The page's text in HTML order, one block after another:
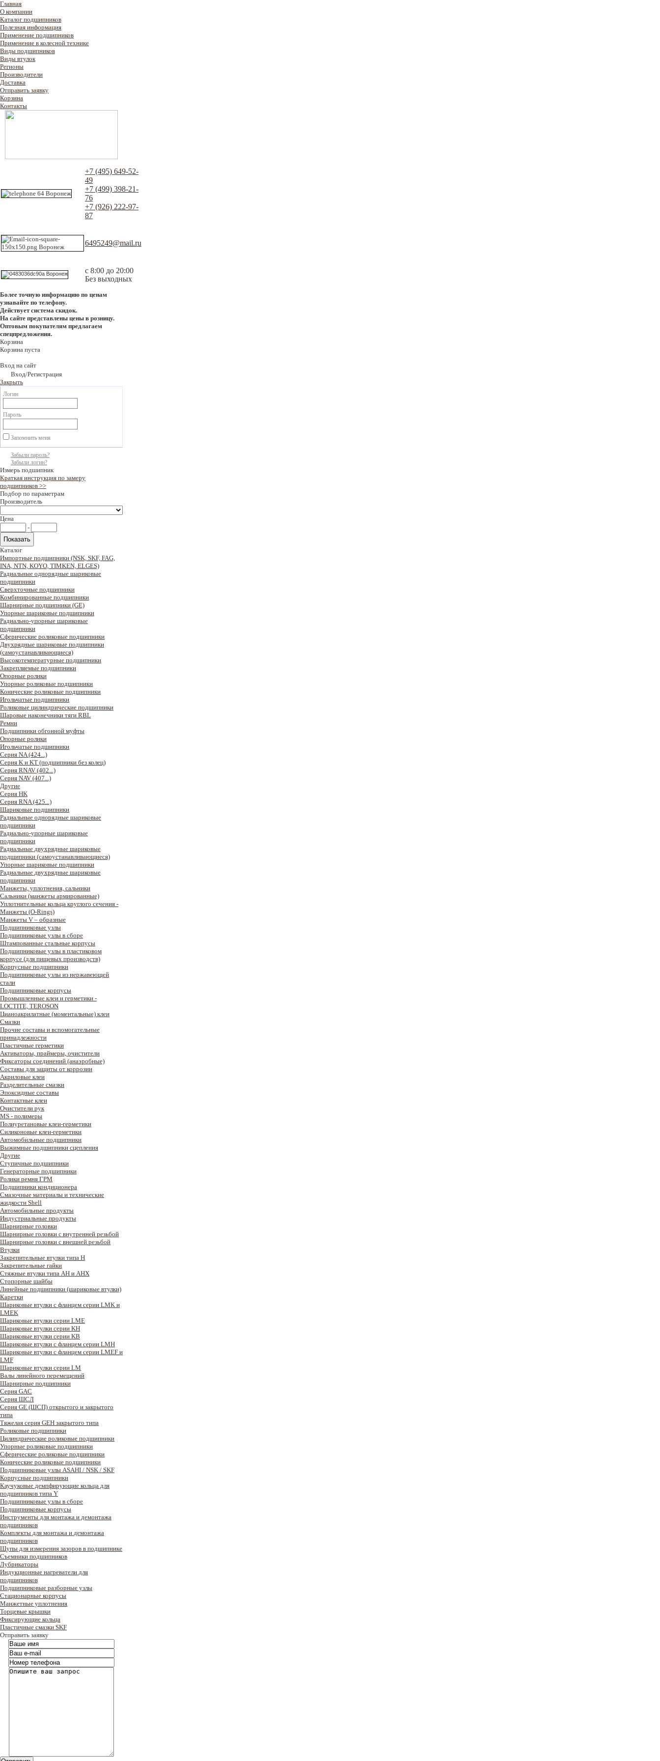
Главная
О компании
Каталог подшипников
Полезная информация
Применение подшипников
Применение в колесной технике
Виды подшипников
Виды втулок
Регионы
Производители
Доставка
Отправить заявку
Корзина
Контакты
+7 (495) 649-52-
49
+7 (499) 398-21-
76
+7 (926) 222-97-
87
6495249@mail.ru
с 8:00 до 20:00
Без выходных
Более точную информацию по ценам
узнавайте по телефону.
Действует система скидок.
На сайте представлены цены в розницу.
Оптовым покупателям предлагаем
спецпредложения.
Корзина
Корзина пуста
Вход на сайт
Вход/Регистрация
Закрыть
Логин
Пароль
Запомнить меня
Забыли пароль?
Забыли логин?
Измерь подшипник
Краткая инструкция по замеру
подшипников >>
Подбор по параметрам
Производитель
Цена
-
Каталог
Импортные подшипники (NSK, SKF, FAG,
INA, NTN, KOYO, TIMKEN, ELGES)
Радиальные однорядные шариковые
подшипники
Сверхточные подшипники
Комбинированные подшипники
Шарнирные подшипники (GE)
Упорные шариковые подшипники
Радиально-упорные шариковые
подшипники
Сферические роликовые подшипники
Двухрядные шариковые подшипники
(самоустанавливающиеся)
Высокотемпературные подшипники
Закрепляемые подшипники
Опорные ролики
Упорные роликовые подшипники
Конические роликовые подшипники
Игольчатые подшипники
Роликовые цилиндрические подшипники
Шаровые наконечники тяги RBL
Ремни
Подшипники обгонной муфты
Опорные ролики
Игольчатые подшипники
Серия NA (424...)
Серия K и KT (подшипники без колец)
Серия RNAV (402...)
Серия NAV (407...)
Другие
Серия HK
Серия RNA (425...)
Шариковые подшипники
Радиальные однорядные шариковые
подшипники
Радиально-упорные шариковые
подшипники
Радиальные двухрядные шариковые
подшипники (самоустанавливающиеся)
Упорные шариковые подшипники
Радиальные двухрядные шариковые
подшипники
Манжеты, уплотнения, сальники
Сальники (манжеты армированные)
Уплотнительные кольца круглого сечения -
Манжеты (O-Rings)
Манжеты V – образные
Подшипниковые узлы
Подшипниковые узлы в сборе
Штампованные стальные корпусы
Подшипниковые узлы в пластиковом
корпусе (для пищевых производств)
Корпусные подшипники
Подшипниковые узлы из нержавеющей
стали
Подшипниковые корпусы
Промышленные клеи и герметики -
LOCTITE, TEROSON
Цианоакрилатные (моментальные) клеи
Смазки
Прочие составы и вспомогательные
принадлежности
Пластичные герметики
Активаторы, праймеры, очистители
Фиксаторы соединений (анаэробные)
Составы для защиты от коррозии
Акриловые клеи
Разделительные смазки
Эпоксидные составы
Контактные клеи
Очистители рук
MS - полимеры
Полиуретановые клеи-герметики
Силиконовые клеи-герметики
Автомобильные подшипники
Выжимные подшипники сцепления
Другие
Ступичные подшипники
Генераторные подшипники
Ролики ремня ГРМ
Подшипники кондиционера
Смазочные материалы и технические
жидкости Shell
Автомобильные продукты
Индустриальные продукты
Шарнирные головки
Шарнирные головки с внутренней резьбой
Шарнирные головки с внешней резьбой
Втулки
Закрепительные втулки типа H
Закрепительные гайки
Стяжные втулки типа AH и AHX
Стопорные шайбы
Линейные подшипники (шариковые втулки)
Каретки
Шариковые втулки с фланцем серии LMK и
LMEK
Шариковые втулки серии LME
Шариковые втулки серии KH
Шариковые втулки серии KB
Шариковые втулки с фланцем серии LMH
Шариковые втулки с фланцем серии LMEF и
LMF
Шариковые втулки серии LM
Валы линейного перемещений
Шарнирные подшипники
Серия GAC
Cерия ШСЛ
Серия GE (ШСП) открытого и закрытого
типа
Тяжелая серия GEH закрытого типа
Роликовые подшипники
Цилиндрические роликовые подшипники
Упорные роликовые подшипники
Сферические роликовые подшипники
Конические роликовые подшипники
Подшипниковые узлы ASAHI / NSK / SKF
Корпусные подшипники
Каучуковые демпфирующие кольца для
подшипников типа Y
Подшипниковые узлы в сборе
Подшипниковые корпусы
Инструменты для монтажа и демонтажа
подшипников
Комплекты для монтажа и демонтажа
подшипников
Щупы для измерения зазоров в подшипнике
Съемники подшипников
Лубрикаторы
Индукционные нагреватели для
подшипников
Подшипниковые разборные узлы
Стационарные корпусы
Манжетные уплотнения
Торцевые крышки
Фиксирующие кольца
Пластичные смазки SKF
Отправить заявку